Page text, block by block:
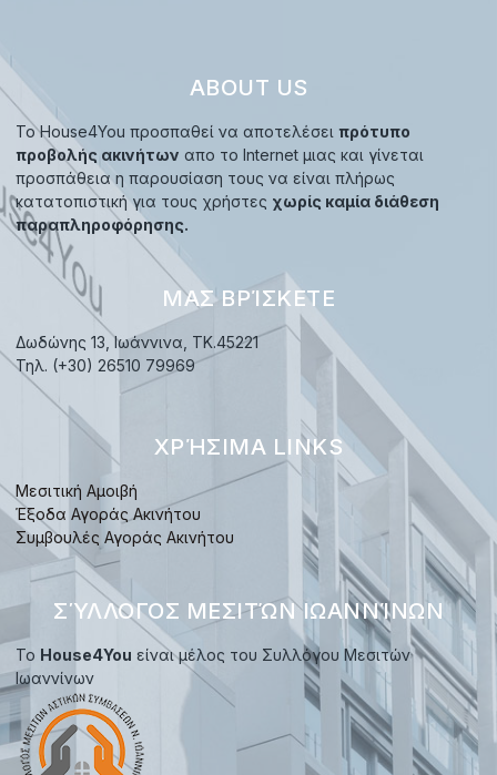
ABOUT US
Το House4You προσπαθεί να αποτελέσει πρότυπο
προβολής ακινήτων απο το Internet μιας και γίνεται
προσπάθεια η παρουσίαση τους να είναι πλήρως
κατατοπιστική για τους χρήστες χωρίς καμία διάθεση
παραπληροφόρησης.
ΜΑΣ ΒΡΊΣΚΕΤΕ
Δωδώνης 13, Ιωάννινα, TK.45221
Τηλ. (+30) 26510 79969
ΧΡΉΣΙΜΑ LINKS
Μεσιτική Αμοιβή
Έξοδα Αγοράς Ακινήτου
Συμβουλές Αγοράς Ακινήτου
ΣΎΛΛΟΓΟΣ ΜΕΣΙΤΏΝ ΙΩΑΝΝΊΝΩΝ
Το House4You είναι μέλος του Συλλόγου Μεσιτών
Ιωαννίνων